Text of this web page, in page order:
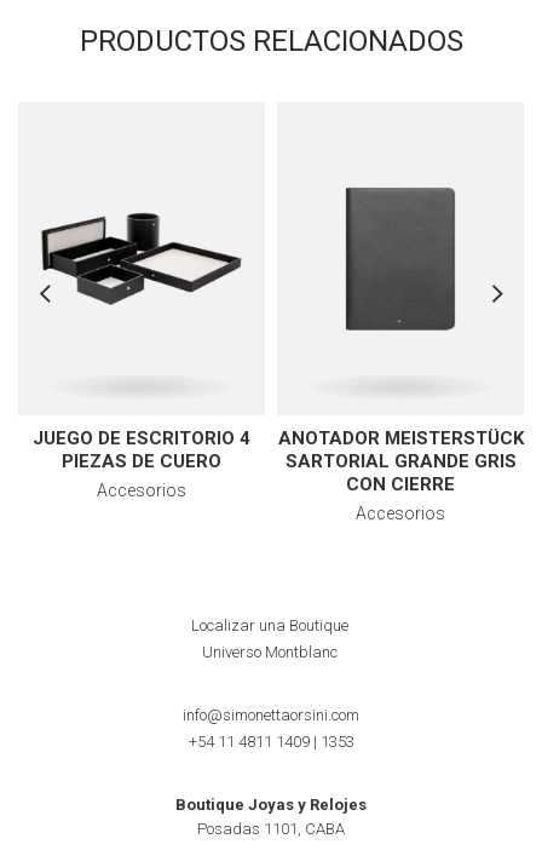
PRODUCTOS RELACIONADOS
JUEGO DE ESCRITORIO 4
PIEZAS DE CUERO
Accesorios
ANOTADOR MEISTERSTÜCK
SARTORIAL GRANDE GRIS
CON CIERRE
Accesorios
Localizar una Boutique
Universo Montblanc
info@simonettaorsini.com
+54 11 4811 1409| 1353
Boutique Joyas y Relojes
Posadas 1101, CABA